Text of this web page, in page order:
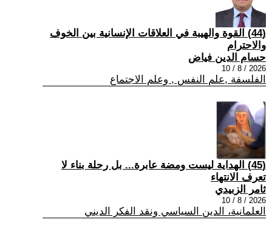
(44) القوة والهيبة في العلاقات الإنسانية بين الخوف
والاحترام
حسام الدين فياض
2026 / 8 / 10
الفلسفة ,علم النفس , وعلم الاجتماع
(45) الهداية ليست ومضة عابرة... بل رحلة بناء لا
تعرف الانتهاء
ثامر الزبيدي
2026 / 8 / 10
العلمانية، الدين السياسي ونقد الفكر الديني